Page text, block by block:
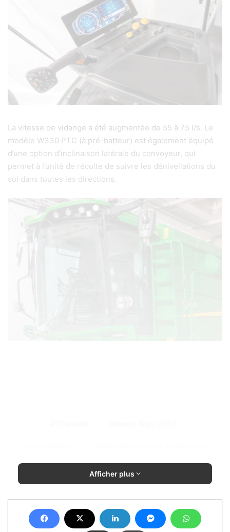
La vitesse de vidange a été augmentée de 55 à 75 l/s. Le
modèle W330 PTC (à pré-batteur) est également équipé
d’une option d’inclinaison latérale du convoyeur, qui
permet à l’unité de récolte de suivre les dénivellations du
sol dans toutes les directions.
Afficher plus